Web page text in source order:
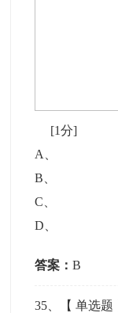
[1分]
A
B
C
D
答案：B
35 、【单选题